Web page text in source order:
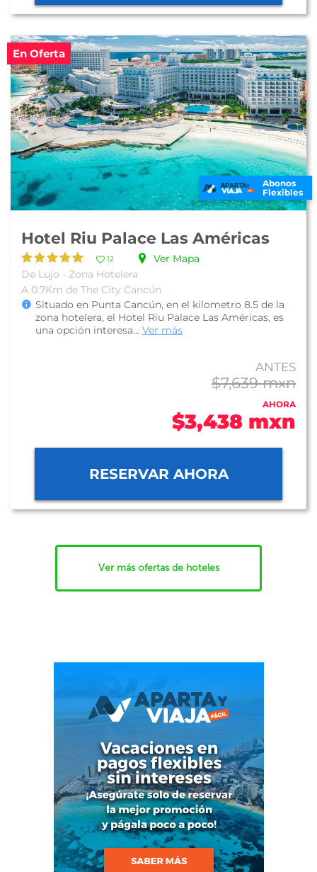
En Oferta
Abonos
Flexibles
Hotel Riu Palace Las Américas
12
Ver Mapa
De Lujo - Zona Hotelera
A 0.7Km de The City Cancún
Situado en Punta Cancún, en el kilometro 8.5 de la
zona hotelera, el Hotel Riu Palace Las Américas, es
una opción interesa... Ver más
ANTES
$7,639 mxn
AHORA
$3,438 mxn
RESERVAR AHORA
Ver más ofertas de hoteles